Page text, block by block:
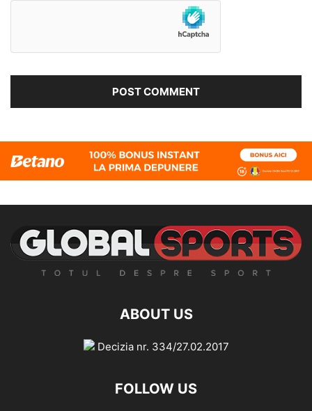
ABOUT US
Decizia nr. 334/27.02.2017
FOLLOW US